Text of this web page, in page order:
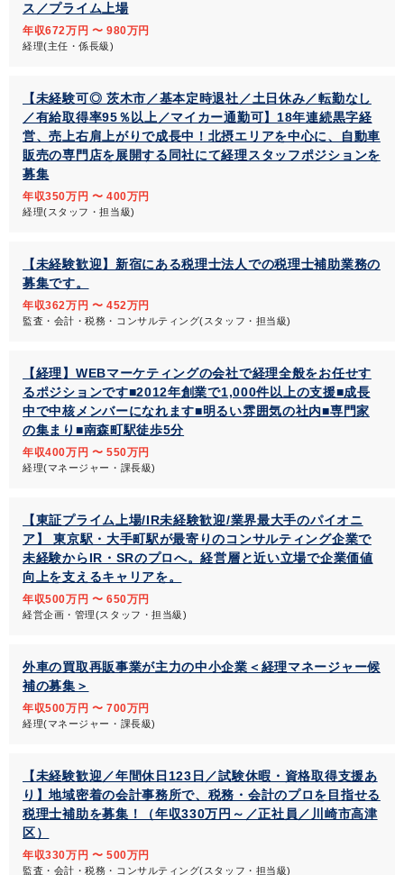
ス／プライム上場
年収672万円 〜 980万円
経理(主任・係長級)
【未経験可◎ 茨木市／基本定時退社／土日休み／転勤なし
／有給取得率95％以上／マイカー通勤可】18年連続黒字経
営、売上右肩上がりで成長中！北摂エリアを中心に、自動車
販売の専門店を展開する同社にて経理スタッフポジションを
募集
年収350万円 〜 400万円
経理(スタッフ・担当級)
【未経験歓迎】新宿にある税理士法人での税理士補助業務の
募集です。
年収362万円 〜 452万円
監査・会計・税務・コンサルティング(スタッフ・担当級)
【経理】WEBマーケティングの会社で経理全般をお任せす
るポジションです■2012年創業で1,000件以上の支援■成長
中で中核メンバーになれます■明るい雰囲気の社内■専門家
の集まり■南森町駅徒歩5分
年収400万円 〜 550万円
経理(マネージャー・課長級)
【東証プライム上場/IR未経験歓迎/業界最大手のパイオニ
ア】 東京駅・大手町駅が最寄りのコンサルティング企業で
未経験からIR・SRのプロへ。経営層と近い立場で企業価値
向上を支えるキャリアを。
年収500万円 〜 650万円
経営企画・管理(スタッフ・担当級)
外車の買取再販事業が主力の中小企業＜経理マネージャー候
補の募集＞
年収500万円 〜 700万円
経理(マネージャー・課長級)
【未経験歓迎／年間休日123日／試験休暇・資格取得支援あ
り】地域密着の会計事務所で、税務・会計のプロを目指せる
税理士補助を募集！（年収330万円～／正社員／川崎市高津
区）
年収330万円 〜 500万円
監査・会計・税務・コンサルティング(スタッフ・担当級)